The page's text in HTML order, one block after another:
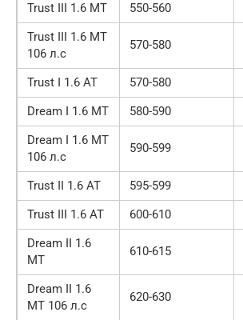
Trust III 1.6 MT
550-560
Trust III 1.6 MT
106 л.с
570-580
Trust I 1.6 AT 570-580
Dream I 1.6 MT
580-590
Dream I 1.6 MT
106 л.с
590-599
Trust II 1.6 AT 595-599
Trust III 1.6 AT
600-610
Dream II 1.6
MT
610-615
Dream II 1.6
MT 106 л.с
620-630